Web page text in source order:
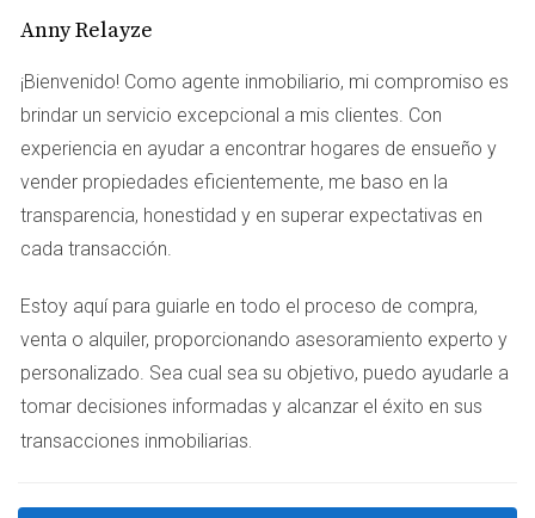
COMUNIDADES CON
SEGURIDAD 24/7
Vivir en una comunidad con seguridad 24/7 ofrece
múltiples ventajas que van más allá de la simple
protección contra robos o intrusiones. A continuación, se
detallan algunos de los principales beneficios:
vigilando tu hogar las 24 horas del día proporciona
una paz mental invaluable.
Comunidad unida: Las comunidades con seguridad
suelen fomentar un ambiente más cohesionado
entre los vecinos, lo que puede resultar en
amistades duraderas.
Anny Relayze
¡Bienvenido! Como agente inmobiliario, mi compromiso es
brindar un servicio excepcional a mis clientes. Con
experiencia en ayudar a encontrar hogares de ensueño y
vender propiedades eficientemente, me baso en la
transparencia, honestidad y en superar expectativas en
cada transacción.
Estoy aquí para guiarle en todo el proceso de compra,
venta o alquiler, proporcionando asesoramiento experto y
personalizado. Sea cual sea su objetivo, puedo ayudarle a
tomar decisiones informadas y alcanzar el éxito en sus
transacciones inmobiliarias